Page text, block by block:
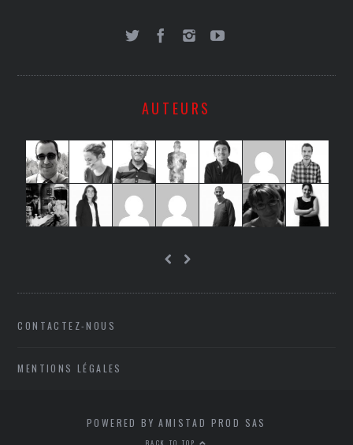
AUTEURS
CONTACTEZ-NOUS
MENTIONS LÉGALES
POWERED BY AMISTAD PROD SAS
BACK TO TOP